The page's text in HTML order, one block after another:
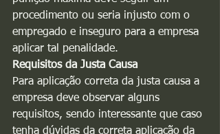
procedimento ou seria injusto com o
empregado e inseguro para a empresa
aplicar tal penalidade.
Requisitos da Justa Causa
Para aplicação correta da justa causa a
empresa deve observar alguns
requisitos, sendo interessante que caso
tenha dúvidas da correta aplicação da